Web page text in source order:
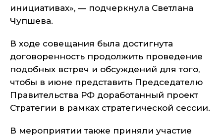
инициативах», — подчеркнула Светлана
Чупшева.
В ходе совещания была достигнута
договоренность продолжить проведение
подобных встреч и обсуждений для того,
чтобы в июне представить Председателю
Правительства РФ доработанный проект
Стратегии в рамках стратегической сессии.
В мероприятии также приняли участие